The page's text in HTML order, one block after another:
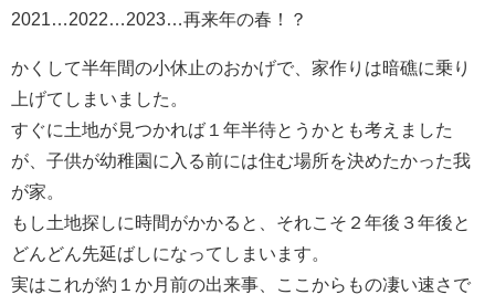
2021…2022…2023…再来年の春！？
かくして半年間の小休止のおかげで、家作りは暗礁に乗り
上げてしまいました。
すぐに土地が見つかれば１年半待とうかとも考えました
が、子供が幼稚園に入る前には住む場所を決めたかった我
が家。
もし土地探しに時間がかかると、それこそ２年後３年後と
どんどん先延ばしになってしまいます。
実はこれが約１か月前の出来事、ここからもの凄い速さで